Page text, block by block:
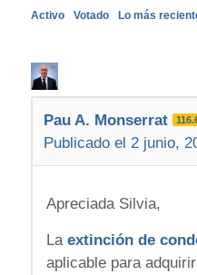
Activo Votado Lo más
Pau A. Monserrat
Publicado el 2 junio,
Apreciada Silvia,
La extinción de
aplicable para